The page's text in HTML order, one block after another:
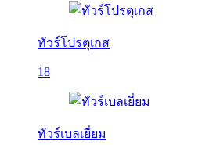
ทัวร์โปรตุเกส
18
ทัวร์เบลเยี่ยม